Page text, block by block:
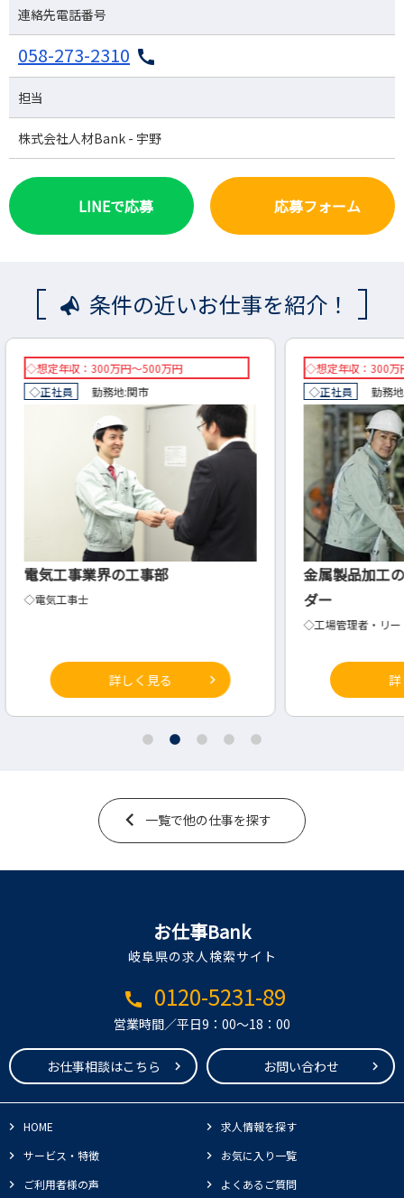
連絡先電話番号
058-273-2310
担当
株式会社人材Bank - 宇野
LINEで応募 応募フォーム
条件の近いお仕事を紹介！
◇想定年収：300万円～600万円
◇正社員
金属製品加工の工場管理者・リー
ダー
詳しく見る
◇想定
◇正
製造
一覧で他の仕事を探す
お仕事Bank
岐阜県の求人検索サイト
call 0120-5231-89
営業時間／平日9：00～18：00
お仕事相談はこちら お問い合わせ
HOME
求人情報を探す
サービス・特徴
お気に入り一覧
ご利用者様の声
よくあるご質問